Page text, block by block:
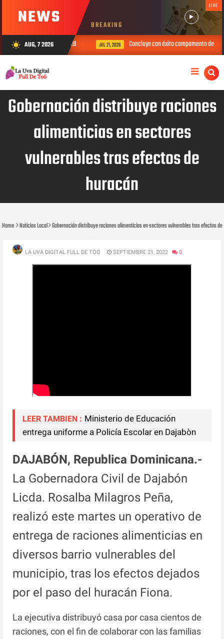
NEWS BREAKING
LIVE
wb_sunny AUG, 7 2026
para el período 2026-2028 JUL 21, 2026 Concluye con éxito campamento de
Gobernación distribuye raciones
alimenticias en sectores
vulnerables tras efectos de
huracán
Home Noticias Local Gobernación distribuye raciones alimenticias en sectores vulnerables tras efectos
LA UVA DIGITAL FULL DE TOO SEPTIEMBRE 21, 2022 0
LEER TAMBIEN : Ministerio de Educación
entrega uniforme a Policía Escolar en Dajabòn
DAJABÓN, Republica Dominicana.-
La Gobernadora Civil de Dajabón
Licda. Rosalba Milagros Peña,
realizó este martes un operativo de
entrega de raciones alimenticias en
diversos barrio vulnerables del
municipio, tras los efectos dejados
por el paso del huracán Fiona.
La ejecutiva distribuyó casa por casa cientos de
raciones, con el fin de colaborar con las familias